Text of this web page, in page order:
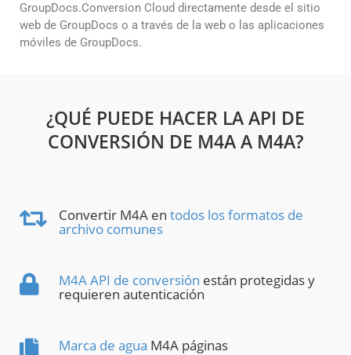
GroupDocs.Conversion Cloud directamente desde el sitio
web de GroupDocs o a través de la web o las aplicaciones
móviles de GroupDocs.
¿QUÉ PUEDE HACER LA API DE
CONVERSIÓN DE M4A A M4A?
Convertir M4A en todos los formatos de
archivo comunes
M4A API de conversión están protegidas y
requieren autenticación
Marca de agua M4A páginas